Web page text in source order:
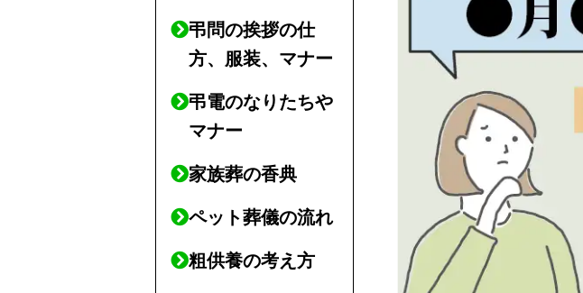
弔問の挨拶の仕
方、服装、マナー
弔電のなりたちや
マナー
家族葬の香典
ペット葬儀の流れ
粗供養の考え方